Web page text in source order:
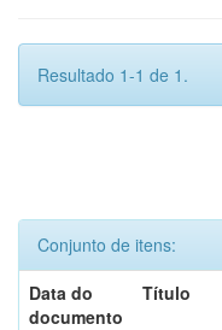
Resultado 1-1 de 1.
Conjunto de itens:
Data do
documento
Título